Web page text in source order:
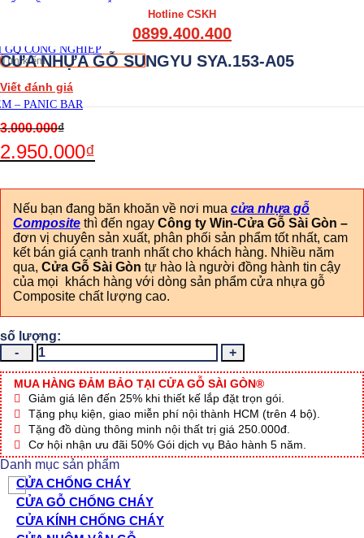
GỖ CÔNG NGHIỆP
– PANIC BAR
Hotline CSKH
0899.400.400
Tìm
CỬA NHỰA GỖ SUNGYU SYA.153-A05
Viết đánh giá
3.000.000₫
2.950.000₫
Nếu bạn đang băn khoăn về nơi mua cửa nhựa gỗ
Composite thì đến ngay Công ty Win-Cửa Gỗ Sài Gòn –
đơn vị chuyên sản xuất, phân phối sản phẩm tốt nhất, cam
kết bán giá cạnh tranh nhất cho khách hàng. Nhiều năm
qua, Cửa Gỗ Sài Gòn tự hào là người đồng hành tin cậy
của mọi khách hàng với dòng sản phẩm cửa nhựa gỗ
Composite chất lượng cao.
CỬA
NHỰA
GỖ
SUNGYU
SYA.153-
A05
số
lượng
MUA HÀNG ĐẢM BẢO TẠI CỬA GỖ SÀI GÒN®
Giảm giá lên đến 25% khi thiết kế lắp đặt trọn gói.
Tặng phụ kiện, giao miễn phí nội thành HCM (trên 4 bộ).
Tặng đồ dùng thông minh nội thất trị giá 250.000đ.
Cơ hội nhận ưu đãi 50% Gói dịch vụ Bảo hành 5 năm.
Danh mục sản phẩm
CỬA CHỐNG CHÁY
CỬA GỖ CHỐNG CHÁY
CỬA KÍNH CHỐNG CHÁY